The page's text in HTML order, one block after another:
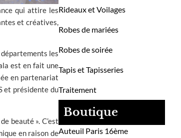
qui attire les
et créatives,
les
est en fait une
en partenariat
et présidente du
beauté ». C’est
en raison de
Rideaux et Voilages
Robes de mariées
Robes de soirée
Tapis et Tapisseries
Traitement
Boutique
Auteuil Paris 16ème